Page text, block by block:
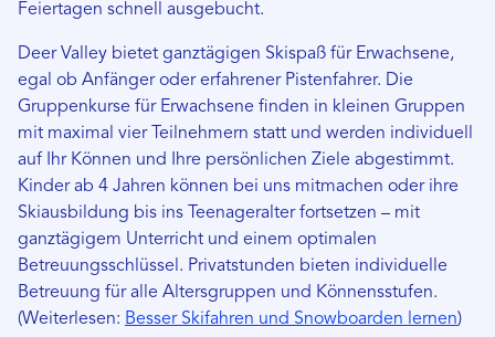
Feiertagen schnell ausgebucht.
Deer Valley bietet ganztägigen Skispaß für Erwachsene,
egal ob Anfänger oder erfahrener Pistenfahrer. Die
Gruppenkurse für Erwachsene finden in kleinen Gruppen
mit maximal vier Teilnehmern statt und werden individuell
auf Ihr Können und Ihre persönlichen Ziele abgestimmt.
Kinder ab 4 Jahren können bei uns mitmachen oder ihre
Skiausbildung bis ins Teenageralter fortsetzen – mit
ganztägigem Unterricht und einem optimalen
Betreuungsschlüssel. Privatstunden bieten individuelle
Betreuung für alle Altersgruppen und Könnensstufen.
(Weiterlesen: Besser Skifahren und Snowboarden lernen)